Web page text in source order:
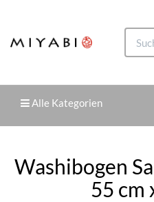
Alle Kategorien
Washibogen
55 cm